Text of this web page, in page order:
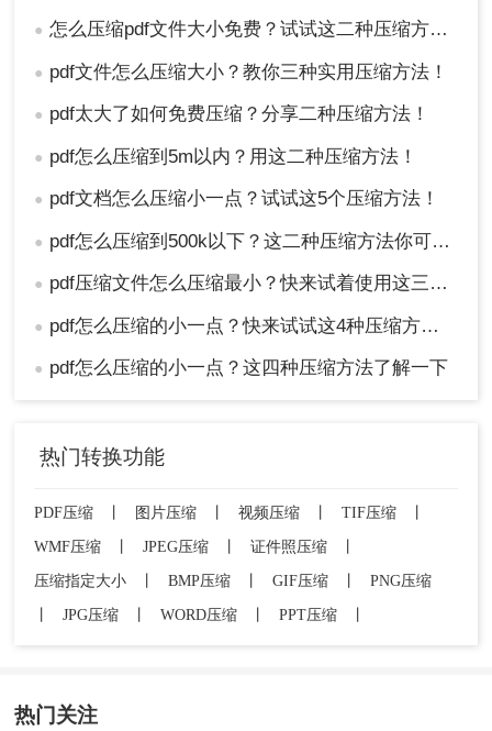
● 怎么压缩pdf文件大小免费？试试这二种压缩方法！
● pdf文件怎么压缩大小？教你三种实用压缩方法！
● pdf太大了如何免费压缩？分享二种压缩方法！
● pdf怎么压缩到5m以内？用这二种压缩方法！
● pdf文档怎么压缩小一点？试试这5个压缩方法！
● pdf怎么压缩到500k以下？这二种压缩方法你可以轻松学会！
● pdf压缩文件怎么压缩最小？快来试着使用这三种压缩方法！
● pdf怎么压缩的小一点？快来试试这4种压缩方法！
● pdf怎么压缩的小一点？这四种压缩方法了解一下
热门转换功能
PDF压缩 图片压缩 视频压缩 TIF压缩
WMF压缩
JPEG压缩 证件照压缩
压缩指定大小
BMP压缩 GIF压缩
PNG压缩
JPG压缩 WORD压缩 PPT压缩
热门关注